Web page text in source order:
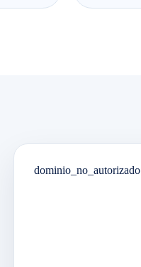
dominio_no_autorizado